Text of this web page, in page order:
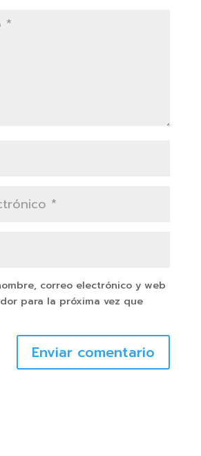
correo electrónico y web
para la próxima vez que
Enviar comentario